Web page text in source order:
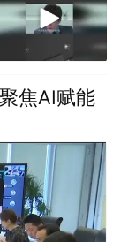
焦AI赋能